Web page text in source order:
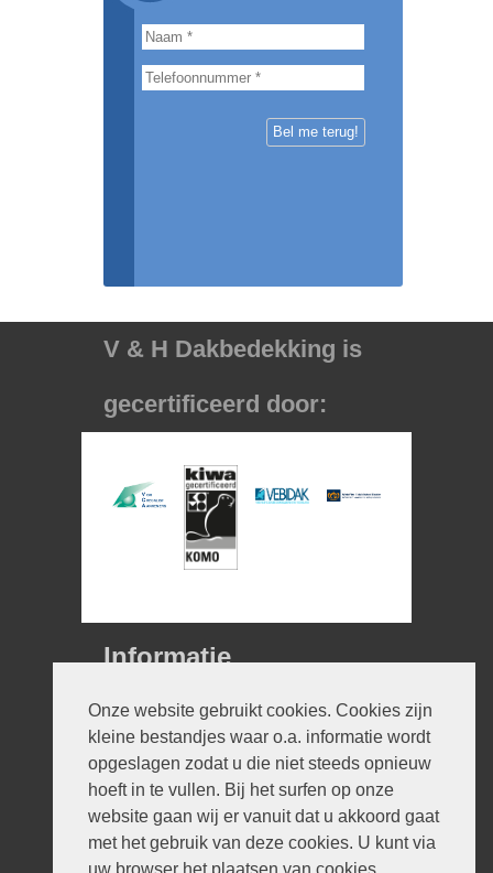
Onze website gebruikt cookies. Cookies zijn
kleine bestandjes waar o.a. informatie wordt
opgeslagen zodat u die niet steeds opnieuw
hoeft in te vullen. Bij het surfen op onze
website gaan wij er vanuit dat u akkoord gaat
met het gebruik van deze cookies. U kunt via
V & H Dakbedekking is
gecertificeerd door:
Informatie
© 2026 V en H Dakbedekking
Ontwerp:
iWould Design
Privacyverklaring
Disclaimer
Sitemap
Contact
VenH ervaren dakdekker in